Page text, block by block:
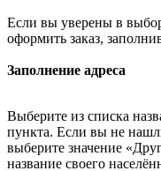
Если вы уверены в
оформить заказ,
Заполнение адреса
Выберите из списка
пункта. Если вы не
выберите значение
название своего